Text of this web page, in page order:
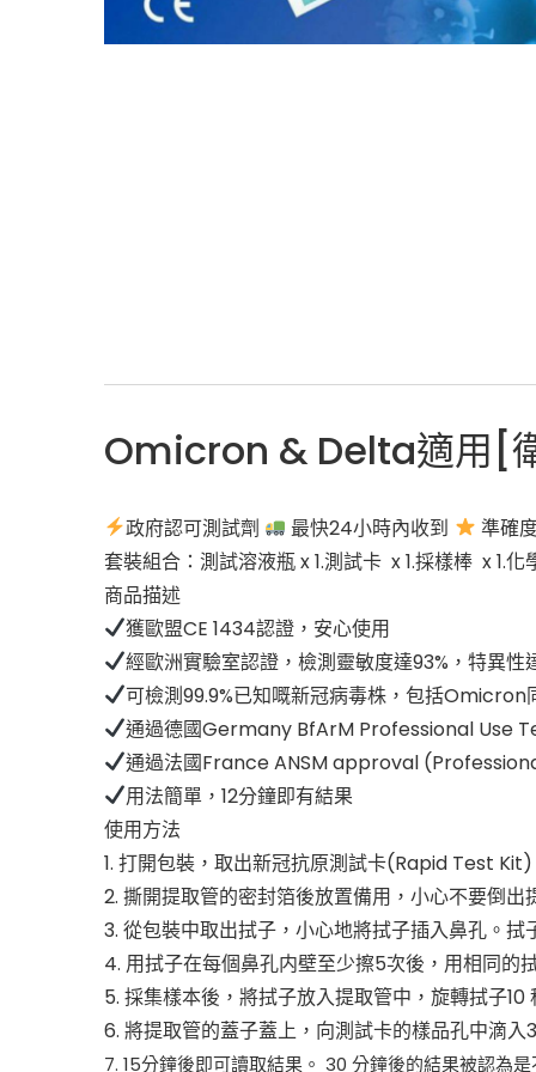
Omicron & Delta適用[
️政府認可測試劑 最快24小時內收到
準確
套裝組合：測試溶液瓶 x 1.測試卡 x 1.採樣棒 x 1.化
商品描述
獲歐盟CE 1434認證，安心使用
經歐洲實驗室認證，檢測靈敏度達93%，特異性
可檢測99.9%已知嘅新冠病毒株，包括
通過德國Germany BfArM Professional Use
通過法國France ANSM approval
用法簡單，12分鐘即有結果
使用方法
1. 打開包裝，取出新冠抗原測試卡(Rapid Test Kit)
2. 撕開提取管的密封箔後放置備用，小心不要倒出
3. 從包裝中取出拭子，小心地將拭子插入鼻孔。
4. 用拭子在每個鼻孔内壁至少擦5次後，用相同的
5. 採集樣本後，將拭子放入提取管中，旋轉拭子
6. 將提取管的蓋子蓋上，向測試卡的樣品孔中滴入
7. 15分鐘後即可讀取結果。 30 分鐘後的結果被認為